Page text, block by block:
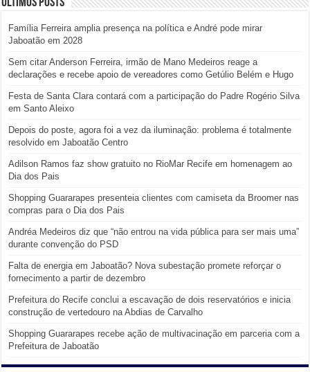
Família Ferreira amplia presença na política e André pode mirar
Jaboatão em 2028
Sem citar Anderson Ferreira, irmão de Mano Medeiros reage a
declarações e recebe apoio de vereadores como Getúlio Belém e Hugo
Festa de Santa Clara contará com a participação do Padre Rogério Silva
em Santo Aleixo
Depois do poste, agora foi a vez da iluminação: problema é totalmente
resolvido em Jaboatão Centro
Adilson Ramos faz show gratuito no RioMar Recife em homenagem ao
Dia dos Pais
Shopping Guararapes presenteia clientes com camiseta da Broomer nas
compras para o Dia dos Pais
Andréa Medeiros diz que “não entrou na vida pública para ser mais uma”
durante convenção do PSD
Falta de energia em Jaboatão? Nova subestação promete reforçar o
fornecimento a partir de dezembro
Prefeitura do Recife conclui a escavação de dois reservatórios e inicia
construção de vertedouro na Abdias de Carvalho
Shopping Guararapes recebe ação de multivacinação em parceria com a
Prefeitura de Jaboatão